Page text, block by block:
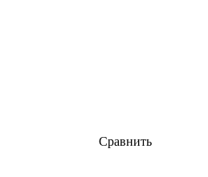
Сравнить